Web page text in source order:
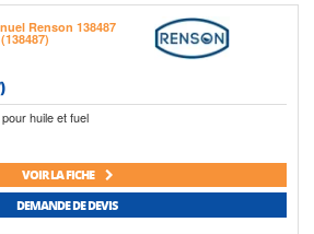
huile et fuel
VOIR LA FICHE
DEMANDE DE DEVIS